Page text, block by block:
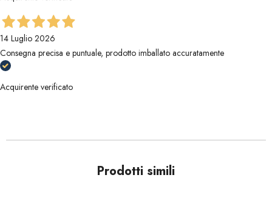
14 Luglio 2026
Consegna precisa e puntuale, prodotto imballato accuratamente
Acquirente verificato
Prodotti simili